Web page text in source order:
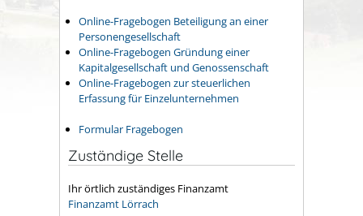
Online-Fragebogen Beteiligung an einer
Personengesellschaft
Online-Fragebogen Gründung einer
Kapitalgesellschaft und Genossenschaft
Online-Fragebogen zur steuerlichen
Erfassung für Einzelunternehmen
Formular Fragebogen
Zuständige Stelle
Ihr örtlich zuständiges Finanzamt
Finanzamt Lörrach